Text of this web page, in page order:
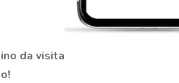
da visita